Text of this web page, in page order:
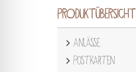
PRODUKTÜBERSICHT
Anlässe
Postkarten